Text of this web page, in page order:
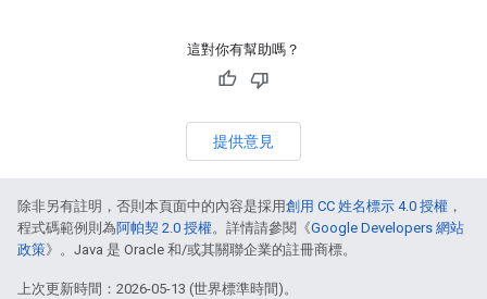
這對你有幫助嗎？
提供意見
除非另有註明，否則本頁面中的內容是採用創用 CC 姓名標示 4.0 授權 ，
程式碼範例則為阿帕契 2.0 授權。詳情請參閱《Google Developers 網站
政策》。Java 是 Oracle 和/或其關聯企業的註冊商標。
上次更新時間：2026-05-13 (世界標準時間)。